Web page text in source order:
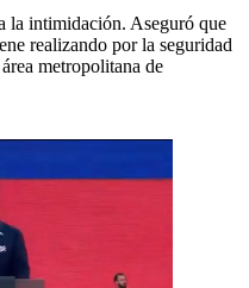
la intimidación. Aseguró que
realizando por la seguridad
metropolitana de